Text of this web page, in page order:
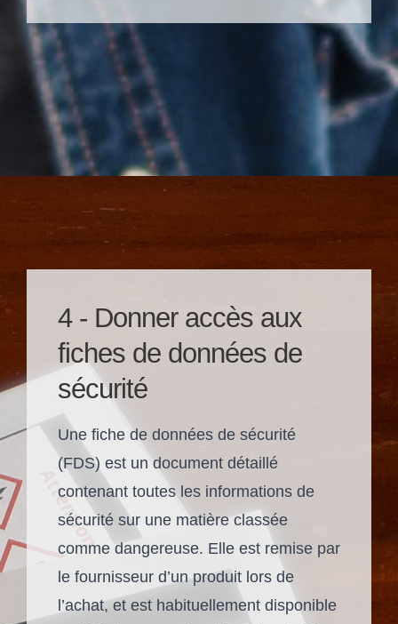
4 - Donner accès aux
fiches de données de
sécurité
Une fiche de données de sécurité
(FDS) est un document détaillé
contenant toutes les informations de
sécurité sur une matière classée
comme dangereuse. Elle est remise par
le fournisseur d’un produit lors de
l’achat, et est habituellement disponible